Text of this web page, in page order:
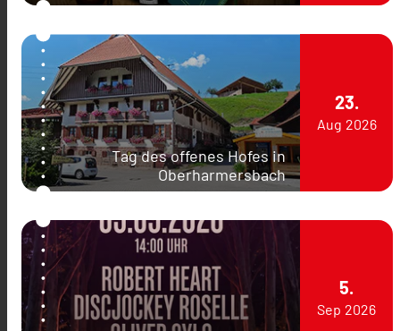
Tag des offenes Hofes in
Oberharmersbach
23.
Aug 2026
5.
Sep 2026